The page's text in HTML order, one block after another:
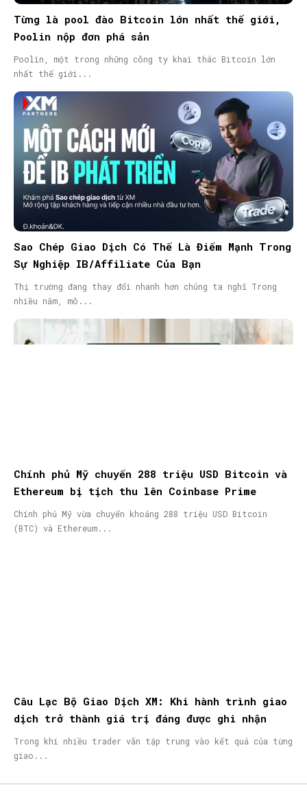
Từng là pool đào Bitcoin lớn nhất thế giới,
Poolin nộp đơn phá sản
Poolin, một trong những công ty khai thác Bitcoin lớn
nhất thế giới...
Sao Chép Giao Dịch Có Thể Là Điểm Mạnh Trong
Sự Nghiệp IB/Affiliate Của Bạn
Thị trường đang thay đổi nhanh hơn chúng ta nghĩ Trong
nhiều năm, mô...
Chính phủ Mỹ chuyển 288 triệu USD Bitcoin và
Ethereum bị tịch thu lên Coinbase Prime
Chính phủ Mỹ vừa chuyển khoảng 288 triệu USD Bitcoin
(BTC) và Ethereum...
Câu Lạc Bộ Giao Dịch XM: Khi hành trình giao
dịch trở thành giá trị đáng được ghi nhận
Trong khi nhiều trader vẫn tập trung vào kết quả của từng
giao...